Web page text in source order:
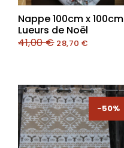
Nappe 100cm x 100cm
Lueurs de Noël
41,00€ 28,70 €
-50%
-50%